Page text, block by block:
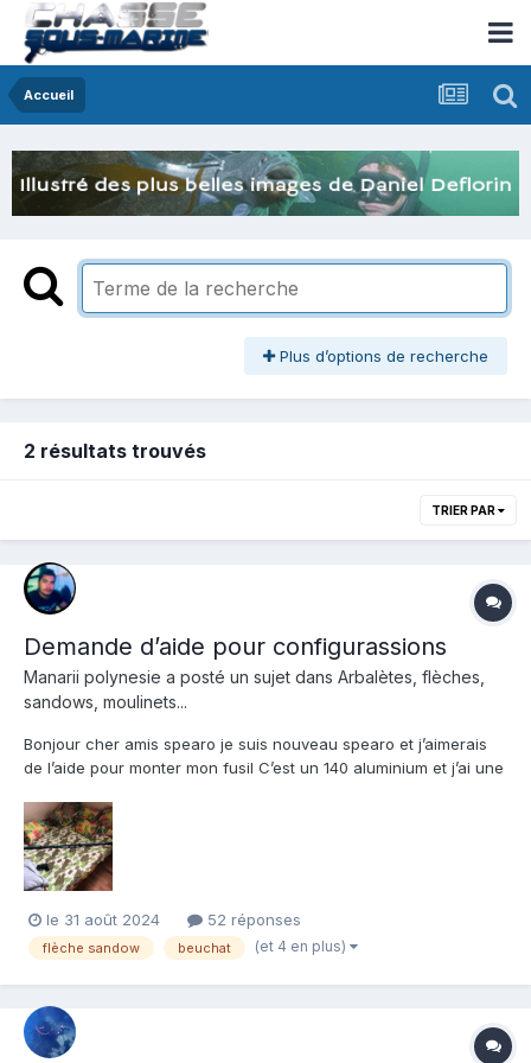
Accueil
Plus d’options de recherche
2 résultats trouvés
TRIER PAR
Demande d’aide pour configurassions
Manarii polynesie a posté un sujet dans Arbalètes, flèches,
sandows, moulinets...
Bonjour cher amis spearo je suis nouveau spearo et j’aimerais
de l’aide pour monter mon fusil C’est un 140 aluminium et j’ai une
diamètre de Sandow utiliser merci
le 31 août 2024 52 réponses
flèche sandow beuchat (et 4 en plus)